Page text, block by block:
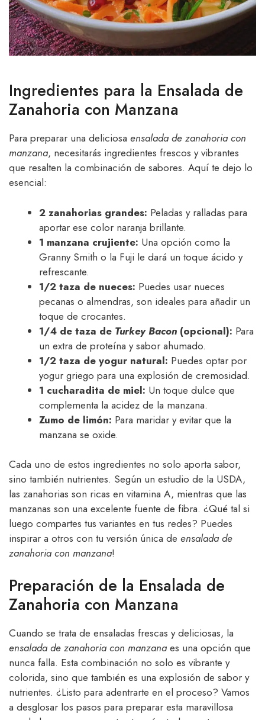
Ingredientes para la Ensalada de
Zanahoria con Manzana
Para preparar una deliciosa ensalada de zanahoria con
manzana, necesitarás ingredientes frescos y vibrantes
que resalten la combinación de sabores. Aquí te dejo lo
esencial:
2 zanahorias grandes: Peladas y ralladas para
aportar ese color naranja brillante.
1 manzana crujiente: Una opción como la
Granny Smith o la Fuji le dará un toque ácido y
refrescante.
1/2 taza de nueces: Puedes usar nueces
pecanas o almendras, son ideales para añadir un
toque de crocantes.
1/4 de taza de Turkey Bacon (opcional): Para
un extra de proteína y sabor ahumado.
1/2 taza de yogur natural: Puedes optar por
yogur griego para una explosión de cremosidad.
1 cucharadita de miel: Un toque dulce que
complementa la acidez de la manzana.
Zumo de limón: Para maridar y evitar que la
manzana se oxide.
Cada uno de estos ingredientes no solo aporta sabor,
sino también nutrientes. Según un estudio de la USDA,
las zanahorias son ricas en vitamina A, mientras que las
manzanas son una excelente fuente de fibra. ¿Qué tal si
luego compartes tus variantes en tus redes? Puedes
inspirar a otros con tu versión única de ensalada de
zanahoria con manzana!
Preparación de la Ensalada de
Zanahoria con Manzana
Cuando se trata de ensaladas frescas y deliciosas, la
ensalada de zanahoria con manzana es una opción que
nunca falla. Esta combinación no solo es vibrante y
colorida, sino que también es una explosión de sabor y
nutrientes. ¿Listo para adentrarte en el proceso? Vamos
a desglosar los pasos para preparar esta maravillosa